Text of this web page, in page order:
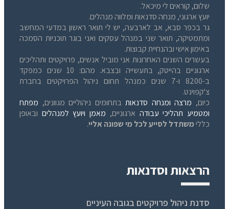
שלום, קוראים לי מיכאל.
יועץ ארגוני, מנחה סדנאות ומלווה מנהלים.
גר בכפר סבא, אב לארבעה, יש לי תואר ראשון במדעי המחשב
ומתמטיקה, תואר שני במנהל עסקים ואני בוגר תוכניות הסמכה
באימון אישי ובהנחיית קבוצות.
בעשרים השנים האחרונות אני מוביל אנשים, פרויקטים ותהליכים
ארגוניים בהייטק, בתעשייה ובצבא. מהם: 10 שנים כמפקד
ב-8200 ו-7 שנים כמנהל תחום ניהול הפרויקטים בחברת
צ'קפוינט.
כיום, מרצה ומנחה סדנאותבתחומים ניהוליים מגוונים, מפתח
ומטמיע תהליכי עבודה ארגוניים, מאמן ויועץ למנהלים ובאופן
כללימשתדל לסייע לכל מי שפונה אליי.
הרצאות וסדנאות
סדנת ניהול פרויקטים בגובה העיניים